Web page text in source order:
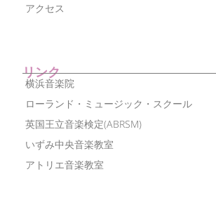
アクセス
リンク
横浜音楽院
ローランド・ミュージック・スクール
英国王立音楽検定(ABRSM)
いずみ中央音楽教室
アトリエ音楽教室